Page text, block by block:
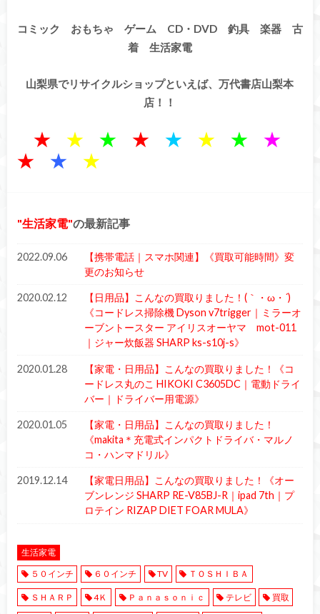
コミック おもちゃ ゲーム CD・DVD 釣具 楽器 古
着 生活家電
山梨県でリサイクルショップといえば、万代書店山梨本
店！！
★ ★ ★ ★ ★ ★ ★ ★
★ ★ ★
生活家電 の最新記事
2022.09.06
【携帯電話｜スマホ関連】《買取可能時間》変
更のお知らせ
2020.02.12
【日用品】こんなの買取りました！(｀・ω・´)ゞ
《コードレス掃除機 Dyson v7trigger｜ミラーオ
ーブントースター アイリスオーヤマ mot-011
｜ジャー炊飯器 SHARP ks-s10j-s》
2020.01.28
【家電・日用品】こんなの買取りました！《コ
ードレス丸のこ HIKOKI C3605DC｜電動ドライ
バー｜ドライバー用電源》
2020.01.05
【家電・日用品】こんなの買取りました！
《makita＊充電式インパクトドライバ・マルノ
コ・ハンマドリル》
2019.12.14
【家電日用品】こんなの買取りました！《オー
ブンレンジ SHARP RE-V85BJ-R｜ipad 7th｜プ
ロテイン RIZAP DIET FOAR MULA》
生活家電
５０インチ
６０インチ TV ＴＯＳＨＩＢＡ
ＳＨＡＲＰ 4Ｋ Ｐａｎａｓｏｎｉｃ テレビ 買取